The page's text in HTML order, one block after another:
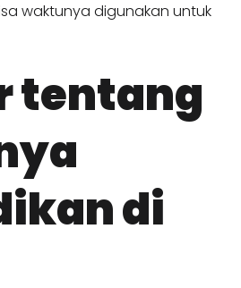
waktunya digunakan untuk
tentang
di